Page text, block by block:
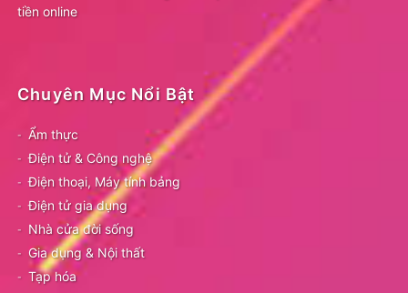
tiền online
Chuyên Mục Nổi Bật
Ẩm thực
Điện tử & Công nghệ
Điện thoại, Máy tính bảng
Điện tử gia dụng
Nhà cửa đời sống
Gia dụng & Nội thất
Tạp hóa